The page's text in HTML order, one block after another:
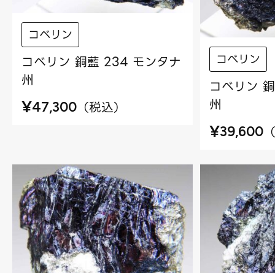
コベリン
コベリン 銅藍 234 モンタナ
州
¥47,300 （税込）
コベリン
コベリン
州
¥39,600 （